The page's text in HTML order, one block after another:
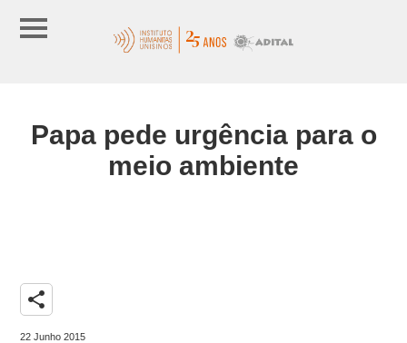
Papa pede urgência para o
meio ambiente
share
22 Junho 2015